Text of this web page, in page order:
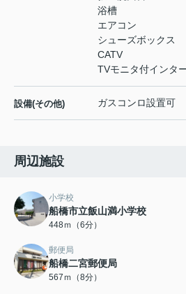
浴槽
エアコン
シューズボックス
CATV
TVモニタ付インタ
設備(その他) ガスコンロ設置可
周辺施設
小学校
船橋市立飯山満小学校
448ｍ（6分）
郵便局
船橋二宮郵便局
567ｍ（8分）